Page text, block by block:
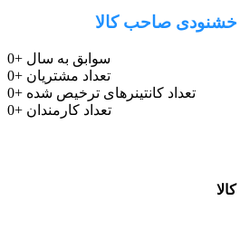
خشنودی صاحب کالا
0+ سوابق به سال
0+ تعداد مشتریان
0+ تعداد کانتینرهای ترخیص شده
0+ تعداد کارمندان